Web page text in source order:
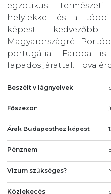
egzotikus természeti
helyiekkel és a többi
képest kedvezőbb
Magyarországról
portugáliai Faroba is
fapados járattal. Hova
Beszélt világnyelvek
Főszezon
Árak Budapesthez képest
Pénznem
Vízum szükséges?
Közlekedés